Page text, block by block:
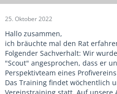
25. Oktober 2022
Hallo zusammen,
ich bräuchte mal den Rat
Folgender Sachverhalt: Wir
"Scout" angesprochen, dass er
Perspektivteam eines
Das Training findet wöchentlich